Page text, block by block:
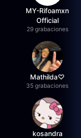
MY-Rifoamxn
Official
29 grabaciones
Mathilda♡︎
35 grabaciones
kosandra